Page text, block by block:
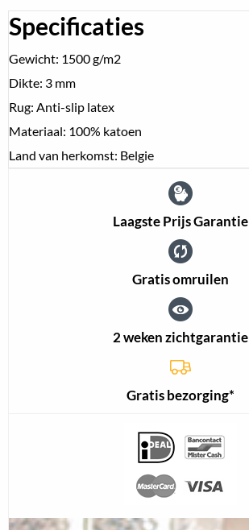
Specificaties
Gewicht: 1500 g/m2
Dikte: 3 mm
Rug: Anti-slip latex
Materiaal: 100% katoen
Land van herkomst: Belgie
Laagste Prijs Garantie
Gratis omruilen
2 weken zichtgarantie
Gratis bezorging*